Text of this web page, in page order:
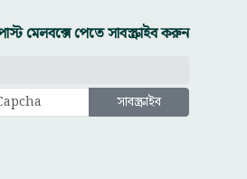
মেলবক্সে পেতে সাবস্ক্রাইব করুন